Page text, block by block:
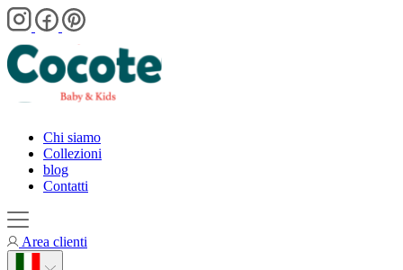
Chi siamo
Collezioni
blog
Contatti
Area clienti